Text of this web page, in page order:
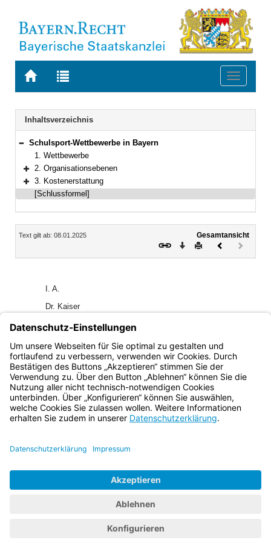
Zur
BAYERN.RECHT
Zur
letzten
Suche
Toggle
Navigation
Inhaltsverzeichnis
Bereich reduzieren
Schulsport-Wettbewerbe in Bayern
1. Wettbewerbe
Bereich erweitern
2. Organisationsebenen
Bereich erweitern
3. Kostenerstattung
[Schlussformel]
Inhalt
Text gilt ab: 08.01.2025
Gesamtansicht
Download
DruckenVorheriges
I. A.
Dr. Kaiser
Ministerialdirigent
KWMBl I 1987 S. 193
Bayern.de
BayernPortal
Impressum